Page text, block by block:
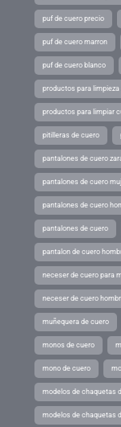
puf de cuero precio
puf de cuero marron
puf de cuero blanco
productos para limpieza
productos para limpiar
pitilleras de cuero
pantalones de cuero
pantalones de cuero
pantalones de cuero
pantalones de cuero
pantalon de cuero
neceser de cuero para
neceser de cuero
muñequera de cuero
monos de cuero
mono de cuero
modelos de chaquetas
modelos de chaquetas